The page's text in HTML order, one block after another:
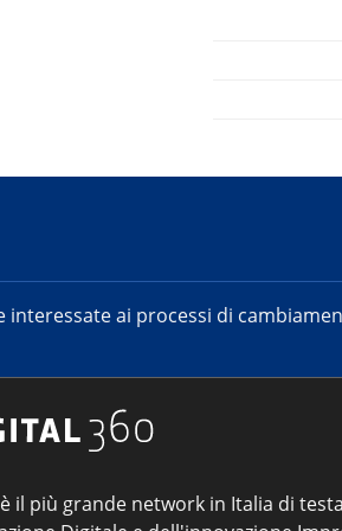
ai processi di
è il più grande network in Italia di